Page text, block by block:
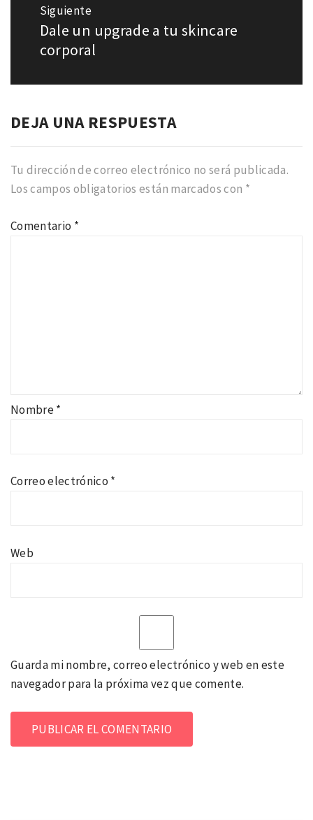
Siguiente
Entrada
siguiente:
Dale un upgrade a tu skincare
corporal
DEJA UNA RESPUESTA
Tu dirección de correo electrónico no será publicada.
Los campos obligatorios están marcados con *
Comentario *
Nombre*
Correo electrónico *
Web
Guarda mi nombre, correo electrónico y web en este
navegador para la próxima vez que comente.